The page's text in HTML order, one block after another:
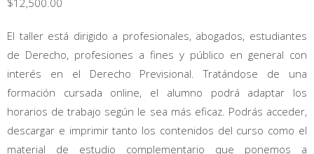
El taller está dirigido a profesionales, abogados, estudiantes
de Derecho, profesiones a fines y público en general con
interés en el Derecho Previsional. Tratándose de una
formación cursada online, el alumno podrá adaptar los
horarios de trabajo según le sea más eficaz. Podrás acceder,
descargar e imprimir tanto los contenidos del curso como el
material de estudio complementario que ponemos a